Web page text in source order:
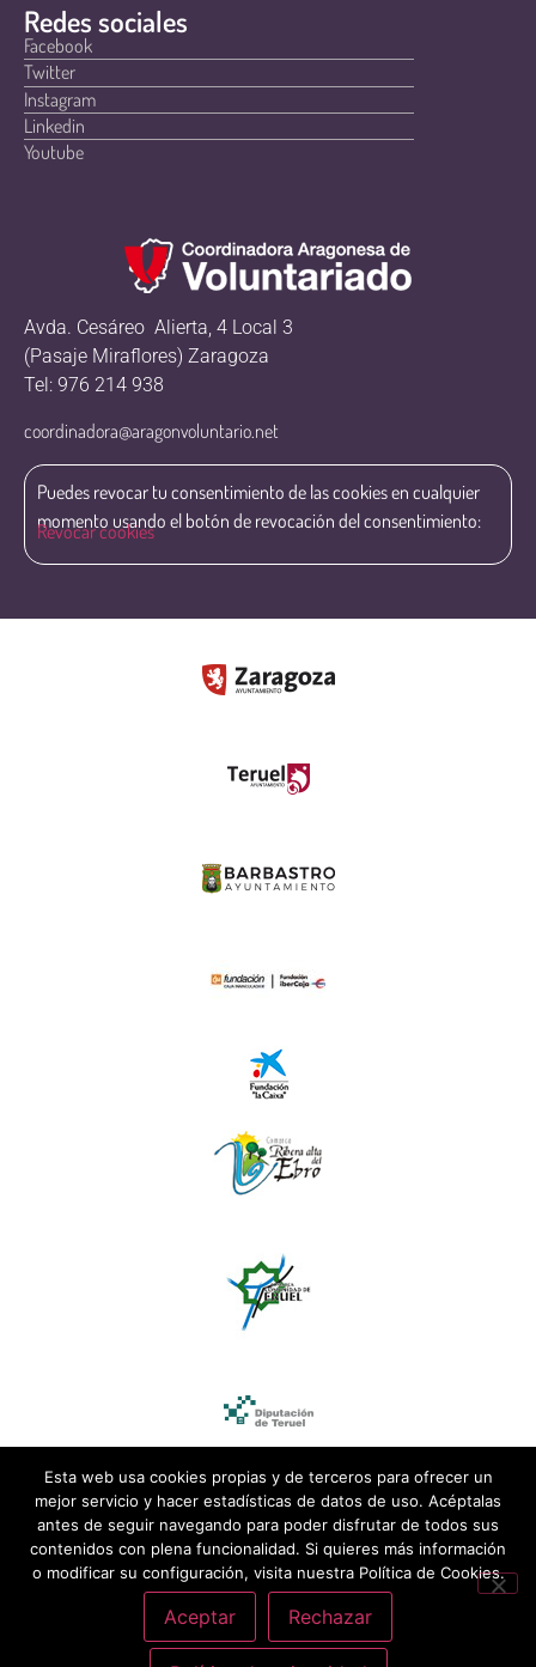
Redes sociales
Facebook
Twitter
Instagram
Linkedin
Youtube
Avda. Cesáreo Alierta, 4 Local 3
(Pasaje Miraflores) Zaragoza
Tel: 976 214 938
coordinadora@aragonvoluntario.net
Puedes revocar tu consentimiento de las cookies en cualquier
momento usando el botón de revocación del consentimiento:
Revocar cookies
Esta web usa cookies propias y de terceros para ofrecer un
mejor servicio y hacer estadísticas de datos de uso. Acéptalas
antes de seguir navegando para poder disfrutar de todos sus
contenidos con plena funcionalidad. Si quieres más información
o modificar su configuración, visita nuestra Política de Cookies.
Aceptar Rechazar